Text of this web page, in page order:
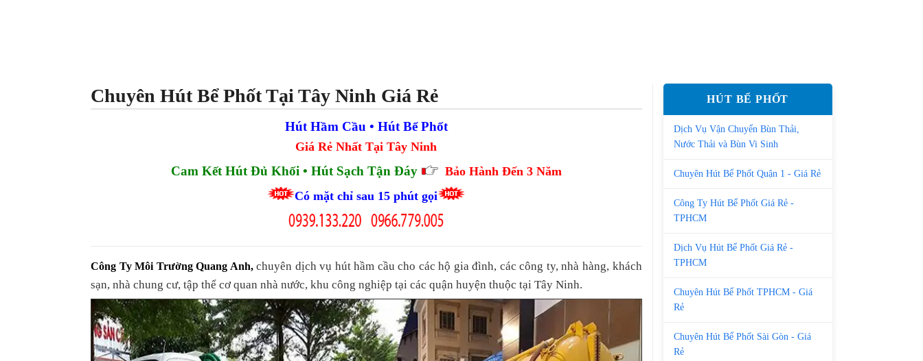
Chuyên Hút Bể Phốt Tại Tây Ninh Giá Rẻ
Hút Hầm Cầu • Hút Bể Phốt
Giá Rẻ Nhất Tại Tây Ninh
Cam Kết Hút Đủ Khối • Hút Sạch Tận Đáy
Bảo Hành Đến 3 Năm
Có mặt chỉ sau 15 phút gọi
Công Ty Môi Trường Quang Anh, chuyên dịch vụ hút hầm cầu cho các hộ gia đình, các công ty, nhà hàng, khách
sạn, nhà chung cư, tập thể cơ quan nhà nước, khu công nghiệp tại các quận huyện thuộc tại Tây Ninh.
HÚT BỂ PHỐT
Dịch Vụ Vận Chuyển Bùn Thải,
Nước Thải và Bùn Vi Sinh
Chuyên Hút Bể Phốt Quận 1 - Giá Rẻ
Công Ty Hút Bể Phốt Giá Rẻ -
TPHCM
Dịch Vụ Hút Bể Phốt Giá Rẻ -
TPHCM
Chuyên Hút Bể Phốt TPHCM - Giá
Rẻ
Chuyên Hút Bể Phốt Sài Gòn - Giá
Rẻ